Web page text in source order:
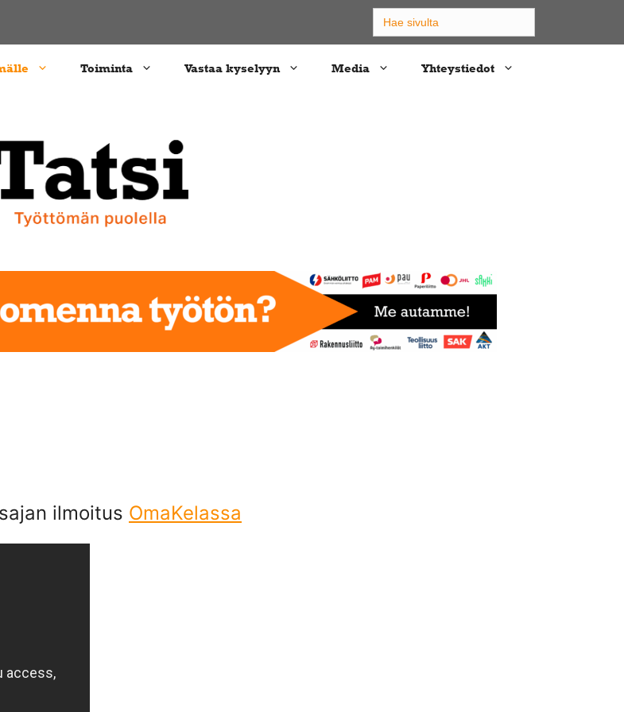
Search
for:
Toiminta Vastaa kyselyyn Media Yhteystiedot
ilmoitus OmaKelassa